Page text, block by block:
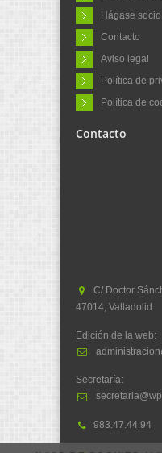
Hágase
Contacto
Aviso legal
Política de
Política de
Contacto
C/ Doctor
47014, Valladolid
Edición de la web:
Secretaría:
983.47.44.94